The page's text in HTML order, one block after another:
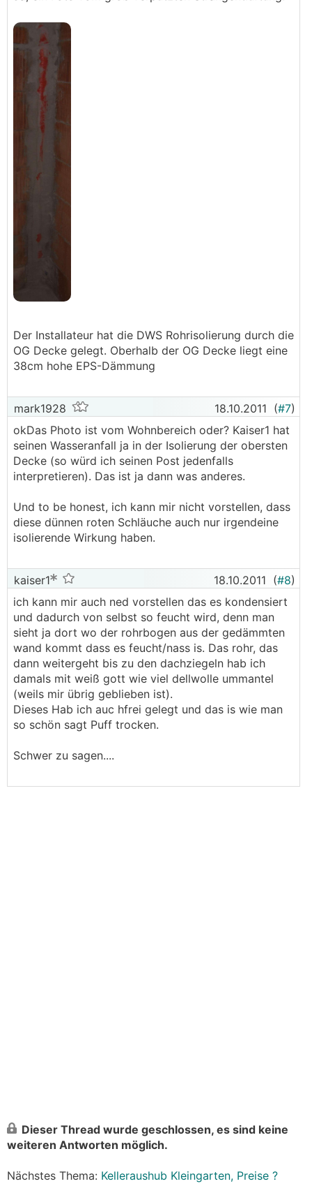
Der Installateur hat die DWS Rohrisolierung durch die
OG Decke gelegt. Oberhalb der OG Decke liegt eine
38cm hohe EPS-Dämmung
mark1928 18.10.2011 (#7)
okDas Photo ist vom Wohnbereich oder? Kaiser1 hat
seinen Wasseranfall ja in der Isolierung der obersten
Decke (so würd ich seinen Post jedenfalls
interpretieren). Das ist ja dann was anderes.
Und to be honest, ich kann mir nicht vorstellen, dass
diese dünnen roten Schläuche auch nur irgendeine
isolierende Wirkung haben.
kaiser1 18.10.2011 (#8)
ich kann mir auch ned vorstellen das es kondensiert
und dadurch von selbst so feucht wird, denn man
sieht ja dort wo der rohrbogen aus der gedämmten
wand kommt dass es feucht/nass is. Das rohr, das
dann weitergeht bis zu den dachziegeln hab ich
damals mit weiß gott wie viel dellwolle ummantel
(weils mir übrig geblieben ist).
Dieses Hab ich auc hfrei gelegt und das is wie man
so schön sagt Puff trocken.
Schwer zu sagen....
Dieser Thread wurde geschlossen, es sind keine
weiteren Antworten möglich.
Nächstes Thema: Kelleraushub Kleingarten, Preise ?